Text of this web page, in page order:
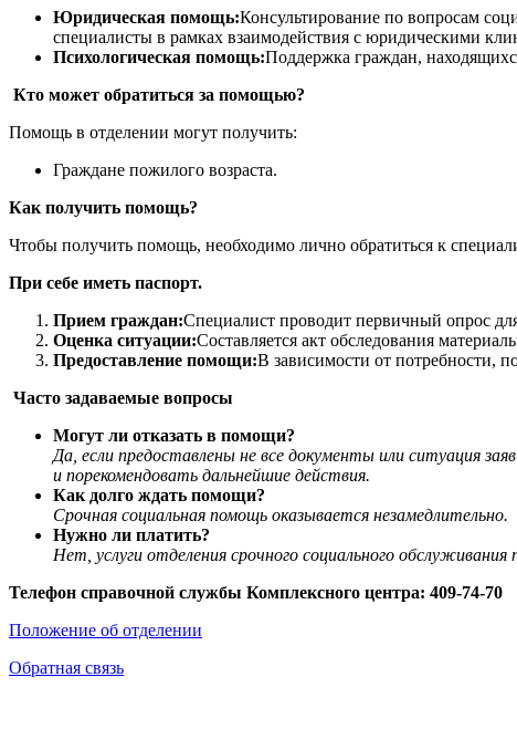
Юридическая помощь:Консультирование по вопросам
специалисты в рамках взаимодействия с юридическими
Психологическая помощь:Поддержка граждан,
Кто может обратиться за помощью?
Помощь в отделении могут получить:
Граждане пожилого возраста.
Как получить помощь?
Чтобы получить помощь, необходимо лично обратиться к
При себе иметь паспорт.
Прием граждан:Специалист проводит первичный опрос
Оценка ситуации:Составляется акт обследования
Предоставление помощи:В зависимости от потребности,
Часто задаваемые вопросы
Могут ли отказать в помощи?
Да, если предоставлены не все документы или ситуация
и порекомендовать дальнейшие действия.
Как долго ждать помощи?
Срочная социальная помощь оказывается незамедлительно.
Нужно ли платить?
Нет, услуги отделения срочного социального
Телефон справочной службы Комплексного центра: 409-74-70
Положение об отделении
Обратная связь